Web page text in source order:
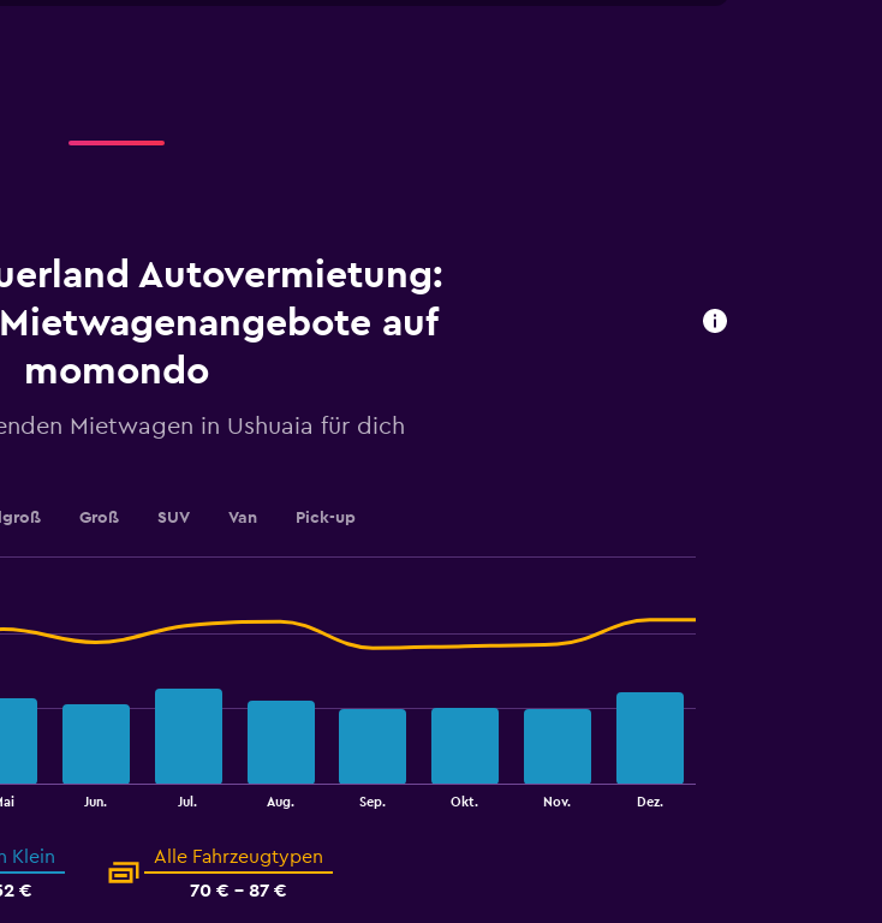
Autovermietung:
auf
momondo
Mietwagen in Ushuaia für dich
Groß SUV Van Pick-up
Jun. Jul. Aug. Sep. Okt. Nov. Dez.
Klein
€
Alle Fahrzeugtypen
70 € - 87 €